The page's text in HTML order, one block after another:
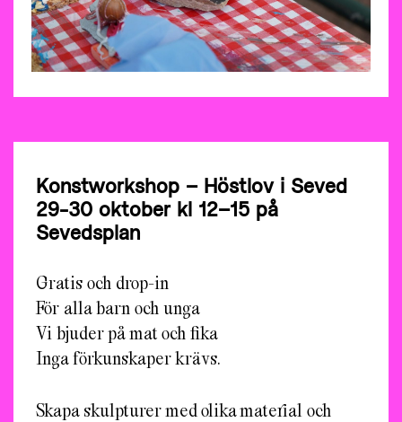
Konstworkshop – Höstlov i Seved
29-30 oktober kl 12–15 på
Sevedsplan
Gratis och drop-in
För alla barn och unga
Vi bjuder på mat och fika
Inga förkunskaper krävs.
Skapa skulpturer med olika material och